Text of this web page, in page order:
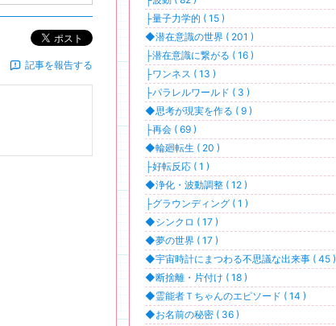
ポスト
記事を報告する
├量子力学的 ( 15 )
◆潜在意識の世界 ( 201 )
├潜在意識に繋がる ( 16 )
├ワンネス ( 13 )
├パラレルワールド ( 3 )
◆思考が現実を作る ( 9 )
├再会 ( 69 )
◆輪廻転生 ( 20 )
├好転反応 ( 1 )
◆浄化・波動調整 ( 12 )
├グラウンディング ( 1 )
◆シンクロ ( 17 )
◆夢の世界 ( 17 )
◆宇宙時計にまつわる不思議な出来事 ( 45 )
◆断捨離・片付け ( 18 )
◆霊能者Ｔちゃんのエピソード ( 14 )
◆お名前の秘密 ( 36 )